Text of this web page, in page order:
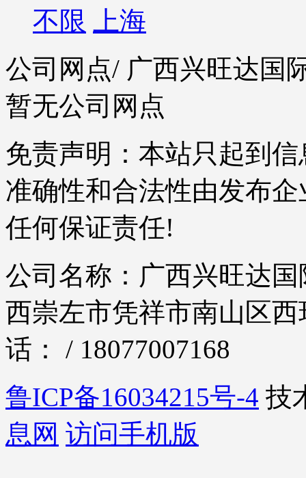
不限
上海
公司网点/ 广西兴旺达国
暂无公司网点
免责声明：本站只起到
准确性和合法性由发布
任何保证责任!
公司名称：广西兴旺达
西崇左市凭祥市南山区
话： / 18077007168
鲁ICP备16034215号-4 技
息网 访问手机版